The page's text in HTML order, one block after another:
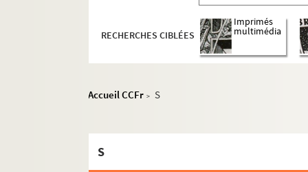
RECHERCHES CIBLÉES
Imprimés
multimédia
Accueil CCFr > S
S
Écrits et conférences
Lettres de Céline Renooz